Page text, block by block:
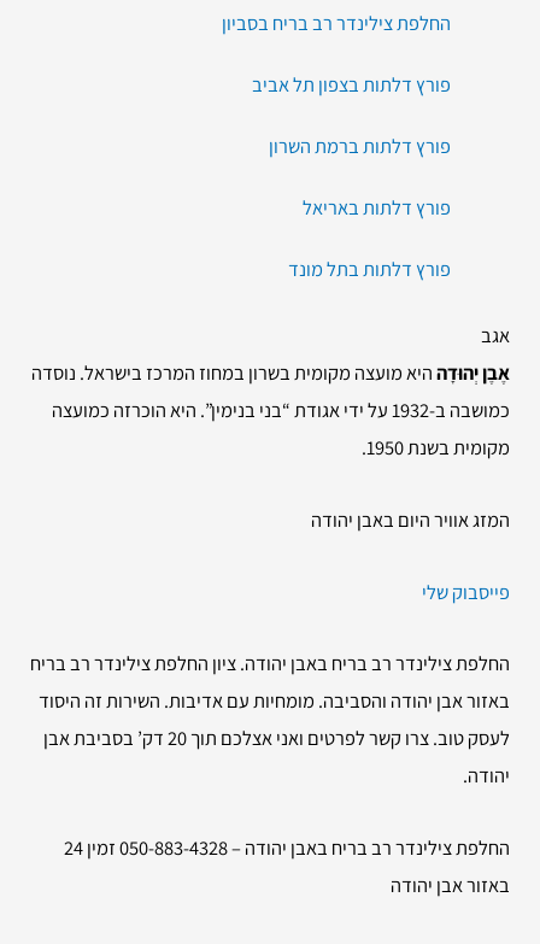
החלפת צילינדר רב בריח בסביון
פורץ דלתות בצפון תל אביב
פורץ דלתות ברמת השרון
פורץ דלתות באריאל
פורץ דלתות בתל מונד
אגב
אֶבֶן יְהוּדָההיא מועצה מקומית בשרון במחוז המרכז בישראל. נוסדה
כמושבה ב-1932 על ידי אגודת “בני בנימין”. היא הוכרזה כמועצה
מקומית בשנת 1950.
המזג אוויר היום באבן יהודה
פייסבוק שלי
החלפת צילינדר רב בריח באבן יהודה. ציון החלפת צילינדר רב בריח
באזור אבן יהודה והסביבה. מומחיות עם אדיבות. השירות זה היסוד
לעסק טוב. צרו קשר לפרטים ואני אצלכם תוך 20 דק’ בסביבת אבן
יהודה.
החלפת צילינדר רב בריח באבן יהודה – 050-883-4328 זמין 24
באזור אבן יהודה